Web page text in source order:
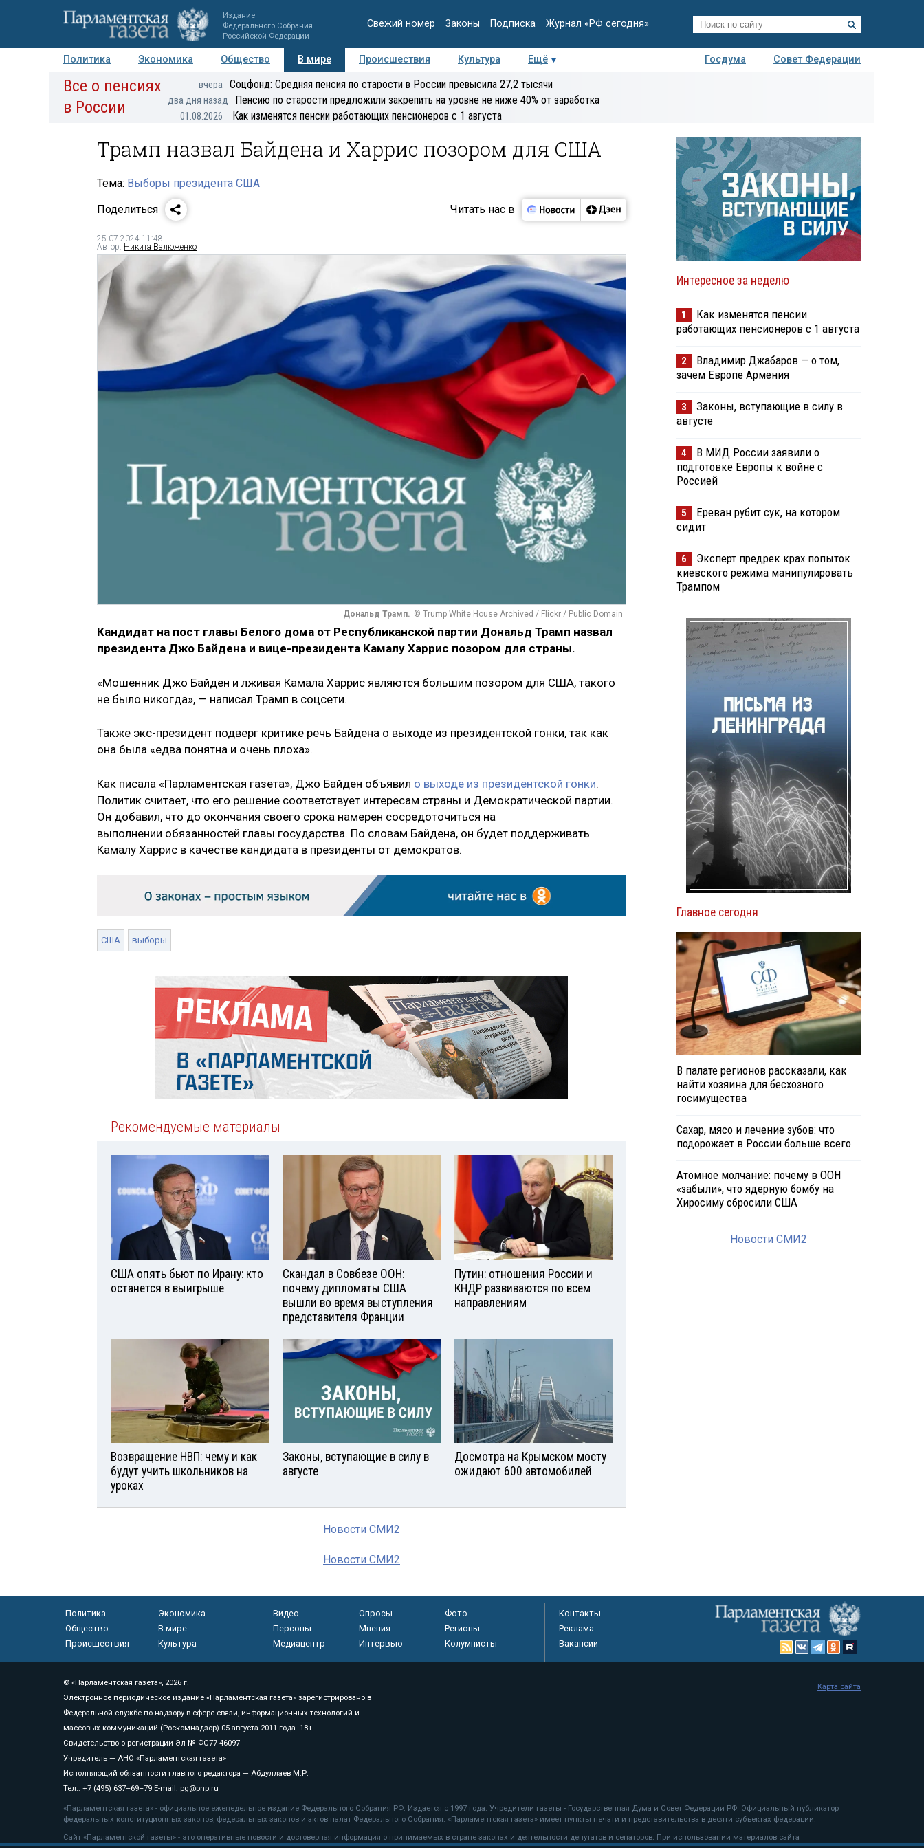
Издание
Федерального Собрания
Российской Федерации
Свежий номер Законы Подписка Журнал «РФ сегодня»
Политика Экономика Общество В мире Происшествия Культура Ещё Госдума
Совет Федерации
Авторы Персоны Мнения Регионы Медиацентр Интервью Колумнисты
экспертиза
Все о пенсиях
в России
вчера Соцфонд: Средняя пенсия по старости в России превысила 27,2 тысячи
два дня назад Пенсию по старости предложили закрепить на уровне не ниже 40% от заработка
01.08.2026 Как изменятся пенсии работающих пенсионеров с 1 августа
Трамп назвал Байдена и Харрис позором для США
Тема: Выборы президента США
Поделиться
Читать нас в
25.07.2024 11:48
Автор: Никита Валюженко
Дональд Трамп. © Trump White House Archived / Flickr / Public Domain
Кандидат на пост главы Белого дома от Республиканской партии Дональд Трамп назвал
президента Джо Байдена и вице-президента Камалу Харрис позором для страны.
«Мошенник Джо Байден и лживая Камала Харрис являются большим позором для США, такого
не было никогда», — написал Трамп в соцсети.
Также экс-президент подверг критике речь Байдена о выходе из президентской гонки, так как
она была «едва понятна и очень плоха».
Как писала «Парламентская газета», Джо Байден объявил о выходе из президентской гонки.
Политик считает, что его решение соответствует интересам страны и Демократической партии.
Он добавил, что до окончания своего срока намерен сосредоточиться на
выполнении обязанностей главы государства. По словам Байдена, он будет поддерживать
Камалу Харрис в качестве кандидата в президенты от демократов.
США выборы
Рекомендуемые материалы
США опять бьют по Ирану: кто
останется в выигрыше
Скандал в Совбезе ООН:
почему дипломаты США
вышли во время выступления
представителя Франции
Путин: отношения России и
КНДР развиваются по всем
направлениям
Возвращение НВП: чему и как
будут учить школьников на
уроках
Законы, вступающие в силу в
августе
Досмотра на Крымском мосту
ожидают 600 автомобилей
Новости СМИ2
Новости СМИ2
Интересное за неделю
1
Как изменятся пенсии
работающих пенсионеров с 1 августа
2
Владимир Джабаров — о том,
зачем Европе Армения
3
Законы, вступающие в силу в
августе
4
В МИД России заявили о
подготовке Европы к войне с
Россией
5
Ереван рубит сук, на котором
сидит
6
Эксперт предрек крах попыток
киевского режима манипулировать
Трампом
Главное сегодня
В палате регионов рассказали, как
найти хозяина для бесхозного
госимущества
Сахар, мясо и лечение зубов: что
подорожает в России больше всего
Атомное молчание: почему в ООН
«забыли», что ядерную бомбу на
Хиросиму сбросили США
Новости СМИ2
Политика
Экономика
Общество
В мире
Происшествия
Культура
Видео Опросы
Фото
Персоны
Мнения
Регионы
Медиацентр
Интервью Колумнисты
Контакты
Реклама
Вакансии
© «Парламентская газета», 2026 г.
Электронное периодическое издание «Парламентская газета» зарегистрировано в
Федеральной службе по надзору в сфере связи, информационных технологий и
массовых коммуникаций (Роскомнадзор) 05 августа 2011 года. 18+
Свидетельство о регистрации Эл № ФС77-46097
Учредитель — АНО «Парламентская газета»
Исполняющий обязанности главного редактора — Абдуллаев М.Р.
Тел.: +7 (495) 637–69–79 E-mail: pg@pnp.ru
«Парламентская газета» - официальное еженедельное издание Федерального Собрания РФ. Издается с 1997 года. Учредители газеты - Государственная Дума и Совет Федерации РФ. Официальный публикатор
федеральных конституционных законов, федеральных законов и актов палат Федерального Собрания. «Парламентская газета» имеет пункты печати и представительства в десяти субъектах федерации.
Сайт «Парламентской газеты» - это оперативные новости и достоверная информация о принимаемых в стране законах и деятельности депутатов и сенаторов. При использовании материалов сайта
Карта сайта